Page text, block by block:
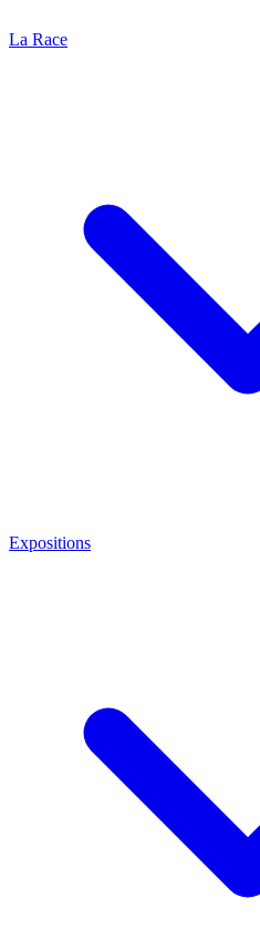
La Race
Expositions